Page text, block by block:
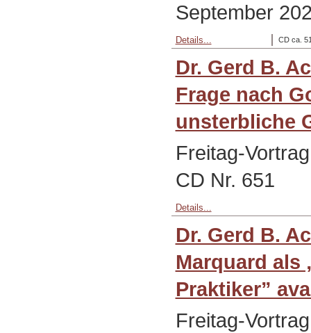
September
CD ca.
Details...
Dr. Gerd B.
Frage nach
unsterbliche
Freitag-
CD Nr. 651
Details...
Dr. Gerd B.
Marquard als
Praktiker”
Freitag-